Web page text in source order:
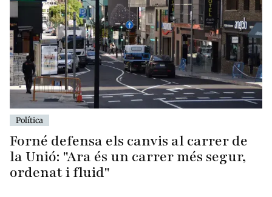
Política
Forné defensa els canvis al carrer de
la Unió: "Ara és un carrer més segur,
ordenat i fluid"